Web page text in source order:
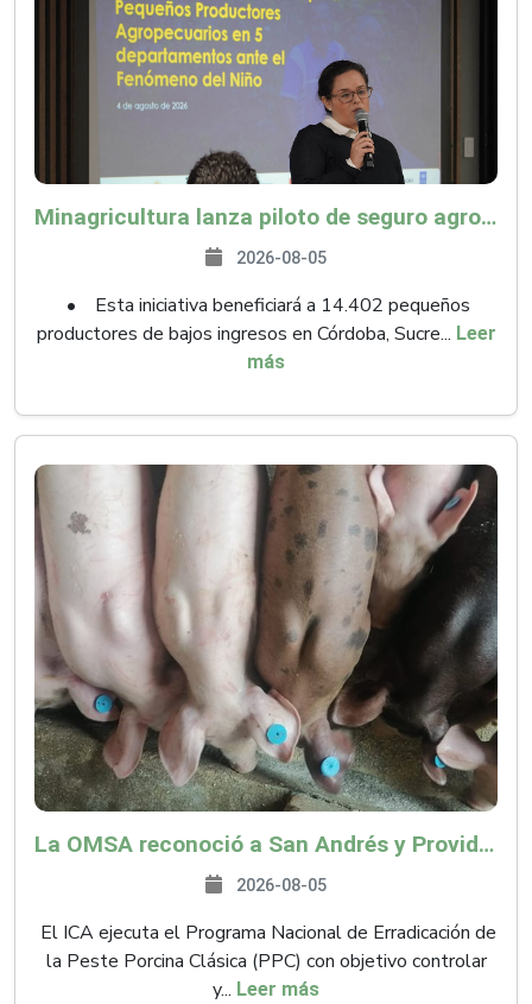
Minagricultura lanza piloto de seguro agropecuario por $9.625 millones para proteger a más de 14.000 pequeños productores contra riesgos del Fenómeno de El Niño
2026-08-05
• Esta iniciativa beneficiará a 14.402 pequeños
productores de bajos ingresos en Córdoba, Sucre... Leer
más
La OMSA reconoció a San Andrés y Providencia como zona libre de Peste Porcina Clásica (PPC)
2026-08-05
El ICA ejecuta el Programa Nacional de Erradicación de
la Peste Porcina Clásica (PPC) con objetivo controlar
y... Leer más